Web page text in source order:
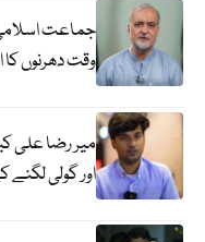
وقت دھرنوں کا
میر رضا علی
اور گولی